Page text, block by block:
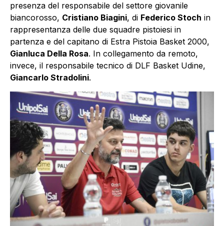
presenza del responsabile del settore giovanile
biancorosso, Cristiano Biagini, di Federico Stoch in
rappresentanza delle due squadre pistoiesi in
partenza e del capitano di Estra Pistoia Basket 2000,
Gianluca Della Rosa. In collegamento da remoto,
invece, il responsabile tecnico di DLF Basket Udine,
Giancarlo Stradolini.